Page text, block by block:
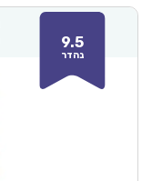
9.5
נהדר